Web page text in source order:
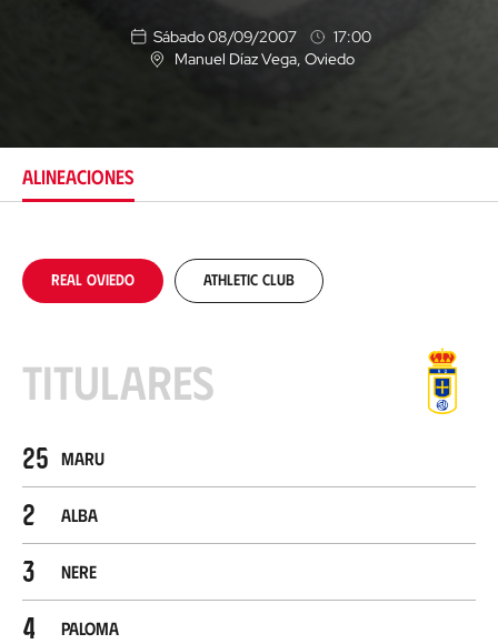
Sábado 08/09/2007
17:00
U
ó
Manuel Díaz Vega, Oviedo
ALINEACIONES
Real Oviedo Athletic Club
Titulares
25 Maru
2 Alba
3 Nere
4 Paloma